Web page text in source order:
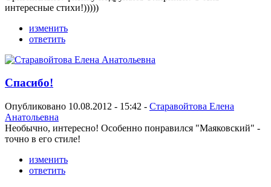
интересные стихи!)))))
изменить
ответить
Спасибо!
Опубликовано 10.08.2012 - 15:42 - Старавойтова Елена
Анатольевна
Необычно, интересно! Особенно понравился "Маяковский" -
точно в его стиле!
изменить
ответить